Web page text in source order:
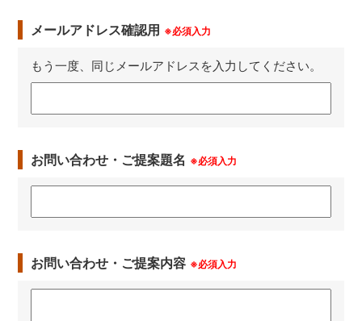
メールアドレス確認用 ※必須入力
もう一度、同じメールアドレスを入力してください。
お問い合わせ・ご提案題名 ※必須入力
お問い合わせ・ご提案内容 ※必須入力